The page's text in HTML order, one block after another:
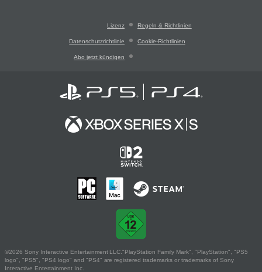
Lizenz Regeln & Richtlinien
Datenschutzrichtlinie Cookie-Richtlinien
Abo jetzt kündigen
©2026 Sony Interactive Entertainment LLC."PlayStation Family Mark", "PlayStation", "PS5
logo", "PS5", "PS4 logo" and "PS4" are registered trademarks or trademarks of Sony
Interactive Entertainment Inc.